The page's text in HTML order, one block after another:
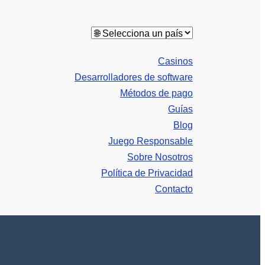
Casinos
Desarrolladores de software
Métodos de pago
Guías
Blog
Juego Responsable
Sobre Nosotros
Política de Privacidad
Contacto